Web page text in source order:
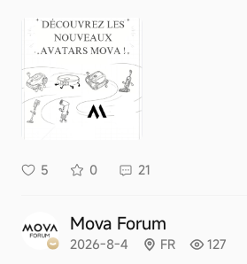
5 0 21
Mova Forum
2026-8-4 FR 127